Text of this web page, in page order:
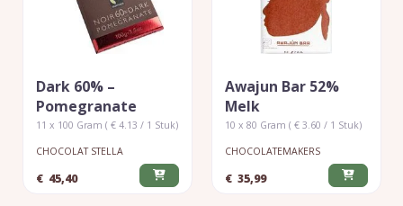
Dark 60% –
Pomegranate
11 x 100 Gram ( € 4.13 / 1 Stuk)
CHOCOLAT STELLA
€ 45,40
Awajun Bar 52%
Melk
10 x 80 Gram ( € 3.60 / 1 Stuk)
CHOCOLATEMAKERS
€ 35,99